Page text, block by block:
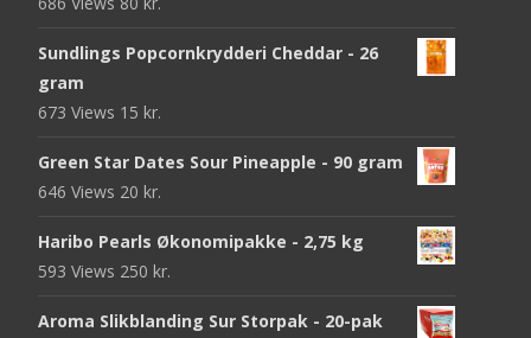
Sundlings Popcornkrydderi Cheddar - 26
gram
673 Views 15 kr.
Green Star Dates Sour Pineapple - 90 gram
646 Views 20 kr.
Haribo Pearls Økonomipakke - 2,75 kg
593 Views 250 kr.
Aroma Slikblanding Sur Storpak - 20-pak